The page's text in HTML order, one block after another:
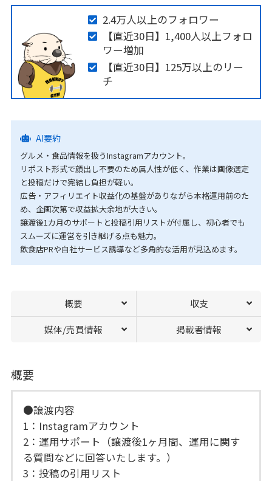
2.4万人以上のフォロワー
【直近30日】1,400人以上フォロ
ワー増加
【直近30日】125万以上のリー
チ
AI要約
グルメ・食品情報を扱うInstagramアカウント。
リポスト形式で顔出し不要のため属人性が低く、作業は画像選定
と投稿だけで完結し負担が軽い。
広告・アフィリエイト収益化の基盤がありながら本格運用前のた
め、企画次第で収益拡大余地が大きい。
譲渡後1カ月のサポートと投稿引用リストが付属し、初心者でも
スムーズに運営を引き継げる点も魅力。
飲食店PRや自社サービス誘導など多角的な活用が見込めます。
概要 収支
媒体/売買情報 掲載者情報
概要
●譲渡内容
1：Instagramアカウント
2：運用サポート（譲渡後1ヶ月間、運用に関す
る質問などに回答いたします。）
3：投稿の引用リスト